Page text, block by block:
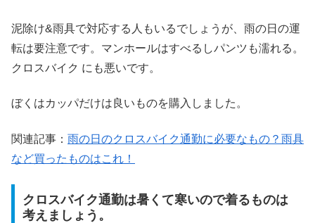
泥除け&雨具で対応する人もいるでしょうが、雨の日の運
転は要注意です。マンホールはすべるしパンツも濡れる。
クロスバイク にも悪いです。
ぼくはカッパだけは良いものを購入しました。
関連記事： 雨の日のクロスバイク通勤に必要なもの？雨具
など買ったものはこれ！
クロスバイク通勤は暑くて寒いので着るものは
考えましょう。